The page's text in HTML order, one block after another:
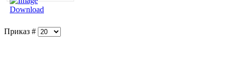
Приказ #